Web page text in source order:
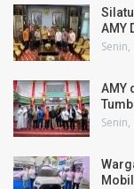
AMY
AMY